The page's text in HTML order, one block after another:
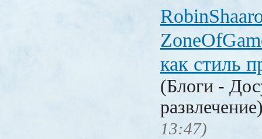
как стиль
(Блоги -
13:47)